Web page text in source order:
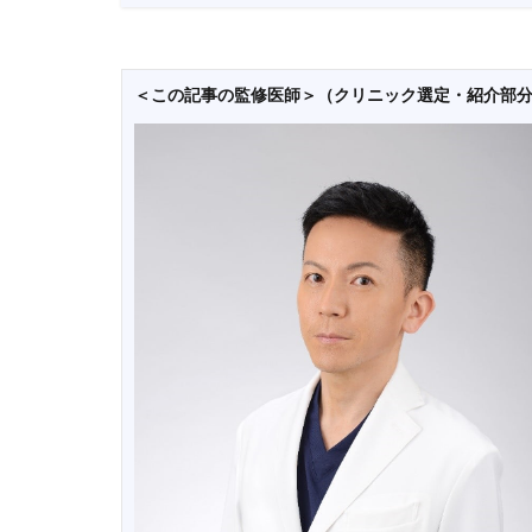
＜この記事の監修医師＞（クリニック選定・紹介部